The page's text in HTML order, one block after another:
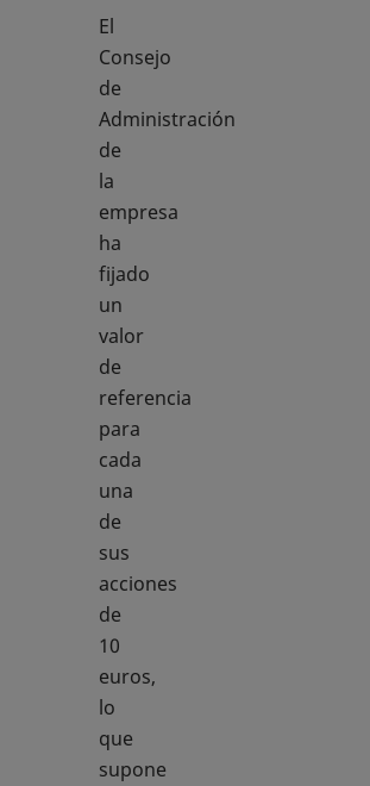
El
Consejo
de
Administración
de
la
empresa
ha
fijado
un
valor
de
referencia
para
cada
una
de
sus
acciones
de
10
euros,
lo
que
supone